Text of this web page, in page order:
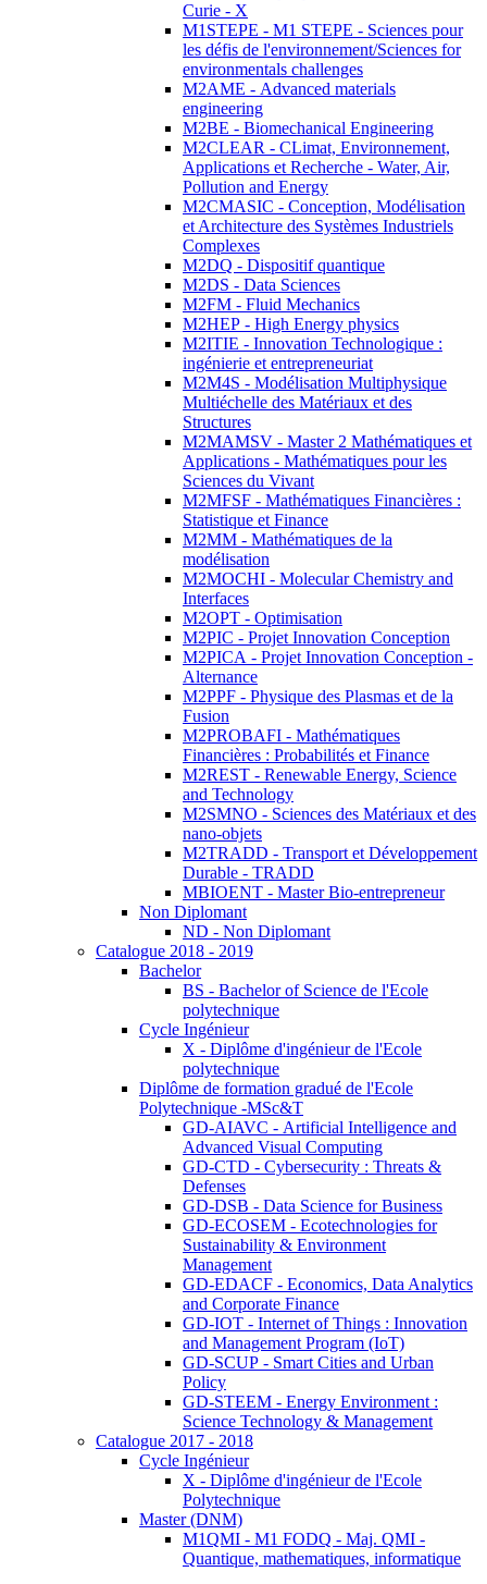
Curie - X
M1STEPE - M1 STEPE - Sciences pour
les défis de l'environnement/Sciences for
environmentals challenges
M2AME - Advanced materials
engineering
M2BE - Biomechanical Engineering
M2CLEAR - CLimat, Environnement,
Applications et Recherche - Water, Air,
Pollution and Energy
M2CMASIC - Conception, Modélisation
et Architecture des Systèmes Industriels
Complexes
M2DQ - Dispositif quantique
M2DS - Data Sciences
M2FM - Fluid Mechanics
M2HEP - High Energy physics
M2ITIE - Innovation Technologique :
ingénierie et entrepreneuriat
M2M4S - Modélisation Multiphysique
Multiéchelle des Matériaux et des
Structures
M2MAMSV - Master 2 Mathématiques et
Applications - Mathématiques pour les
Sciences du Vivant
M2MFSF - Mathématiques Financières :
Statistique et Finance
M2MM - Mathématiques de la
modélisation
M2MOCHI - Molecular Chemistry and
Interfaces
M2OPT - Optimisation
M2PIC - Projet Innovation Conception
M2PICA - Projet Innovation Conception -
Alternance
M2PPF - Physique des Plasmas et de la
Fusion
M2PROBAFI - Mathématiques
Financières : Probabilités et Finance
M2REST - Renewable Energy, Science
and Technology
M2SMNO - Sciences des Matériaux et des
nano-objets
M2TRADD - Transport et Développement
Durable - TRADD
MBIOENT - Master Bio-entrepreneur
Non Diplomant
ND - Non Diplomant
Catalogue 2018 - 2019
Bachelor
BS - Bachelor of Science de l'Ecole
polytechnique
Cycle Ingénieur
X - Diplôme d'ingénieur de l'Ecole
polytechnique
Diplôme de formation gradué de l'Ecole
Polytechnique -MSc&T
GD-AIAVC - Artificial Intelligence and
Advanced Visual Computing
GD-CTD - Cybersecurity : Threats &
Defenses
GD-DSB - Data Science for Business
GD-ECOSEM - Ecotechnologies for
Sustainability & Environment
Management
GD-EDACF - Economics, Data Analytics
and Corporate Finance
GD-IOT - Internet of Things : Innovation
and Management Program (IoT)
GD-SCUP - Smart Cities and Urban
Policy
GD-STEEM - Energy Environment :
Science Technology & Management
Catalogue 2017 - 2018
Cycle Ingénieur
X - Diplôme d'ingénieur de l'Ecole
Polytechnique
Master (DNM)
M1QMI - M1 FODQ - Maj. QMI -
Quantique, mathematiques, informatique